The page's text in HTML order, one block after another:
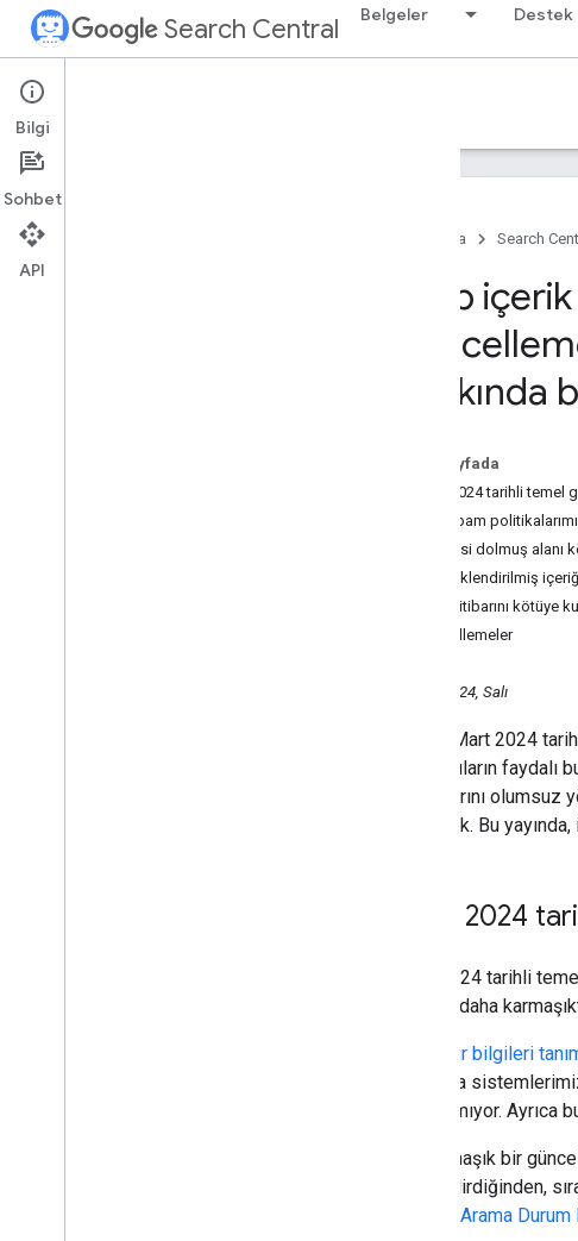
Search Central Belgeler Destek
Google Search Central Blog
Arşivle
Ana Sayfa Search
Web
Bu sayfada
Mart 2024 tarihli temel
Yeni spam
Süresi dolmuş alanı
Ölçeklendirilmiş
Site itibarını kötüye
Güncellemeler
5 Mart 2024, Salı
Bugün Mart 2024
kullanıcıların
sonuçlarını
paylaştık. Bu
Mart 2024
Mart 2024 tarihli
kıyasla daha
Güvenilir bilgileri
sıralama
kullanılmıyor.
Bu karmaşık bir
güçlendirdiğinden,
Google Arama
Bilgi
Sohbet
API